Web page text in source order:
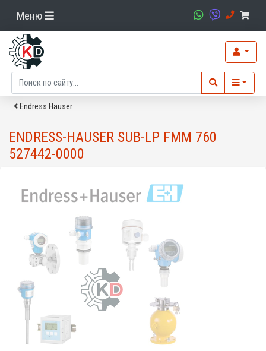
Меню
Endress Hauser
ENDRESS-HAUSER SUB-LP FMM 760
527442-0000